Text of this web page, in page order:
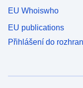
EU Whoiswho
EU publications
Přihlášení do